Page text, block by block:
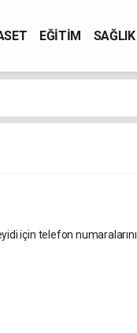
EĞİTİM SAĞLIK
için telefon numaralarını